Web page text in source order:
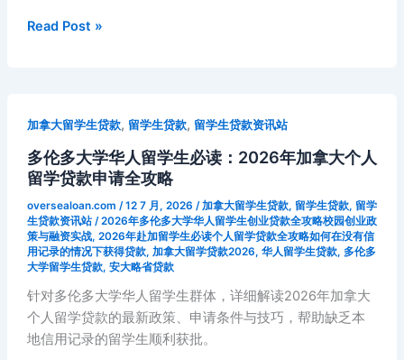
战
o
ki
h
2026
学
华
人
学
生
货
抵
押
贷
Read Post »
加拿大留学生贷款, 留学生贷款, 留学生贷款资讯站
多伦多大学华人留学生必读：2026年加拿大个人
留学贷款申请全攻略
oversealoan.com /12 7 月, 2026 /加拿大留学生贷款, 留学生贷款, 留学
生贷款资讯站/2026年多伦多大学华人留学生创业贷款全攻略校园创业政
策与融资实战, 2026年赴加留学生必读个人留学贷款全攻略如何在没有信
用记录的情况下获得贷款, 加拿大留学贷款2026, 华人留学生贷款, 多伦多
大学留学生贷款, 安大略省贷款
针对多伦多大学华人留学生群体，详细解读2026年加拿大
个人留学贷款的最新政策、申请条件与技巧，帮助缺乏本
地信用记录的留学生顺利获批。